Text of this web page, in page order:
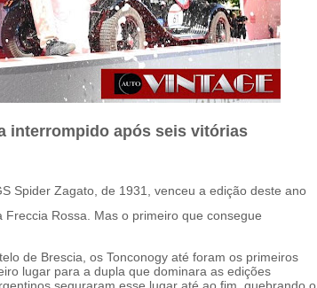
interrompido após seis vitórias
Spider Zagato, de 1931, venceu a edição deste ano
Rossa. Mas o primeiro que consegue
de Brescia, os Tonconogy até foram os primeiros
lugar para a dupla que dominara as edições